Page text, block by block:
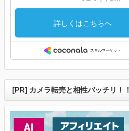
[PR] カメラ転売と相性バッチリ！！